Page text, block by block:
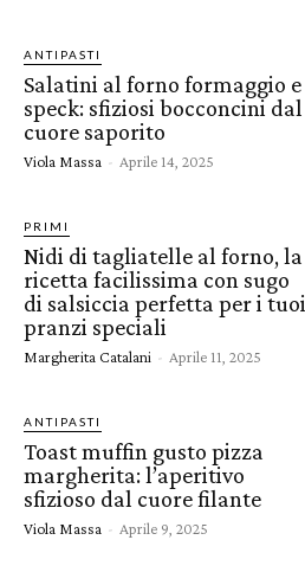
ANTIPASTI
Salatini al forno formaggio e
speck: sfiziosi bocconcini dal
cuore saporito
Viola Massa - Aprile 14, 2025
PRIMI
Nidi di tagliatelle al forno, la
ricetta facilissima con sugo
di salsiccia perfetta per i tuoi
pranzi speciali
Margherita Catalani - Aprile 11, 2025
ANTIPASTI
Toast muffin gusto pizza
margherita: l’aperitivo
sfizioso dal cuore filante
Viola Massa - Aprile 9, 2025